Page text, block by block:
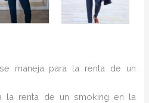
maneja para la renta de un
la renta de un smoking en la